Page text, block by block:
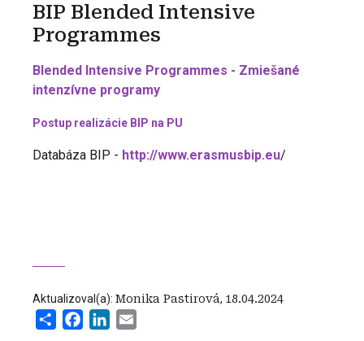
BIP Blended Intensive
Programmes
Blended Intensive Programmes - Zmiešané
intenzívne programy
Postup realizácie BIP na PU
Databáza BIP - http://www.erasmusbip.eu/
Aktualizoval(a): Monika Pastirová, 18.04.2024
Share FacebookLinkedIn